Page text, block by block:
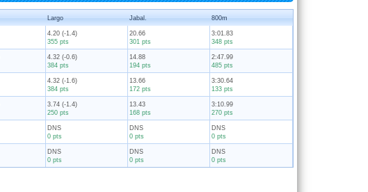
Largo Jabal. 800m
4.20 (-1.4)
355 pts
20.66
301 pts
3:01.83
348 pts
4.32 (-0.6)
384 pts
14.88
194 pts
2:47.99
485 pts
4.32 (-1.6)
384 pts
13.66
172 pts
3:30.64
133 pts
3.74 (-1.4)
250 pts
13.43
168 pts
3:10.99
270 pts
DNS
0 pts
DNS
0 pts
DNS
0 pts
DNS
0 pts
DNS
0 pts
DNS
0 pts